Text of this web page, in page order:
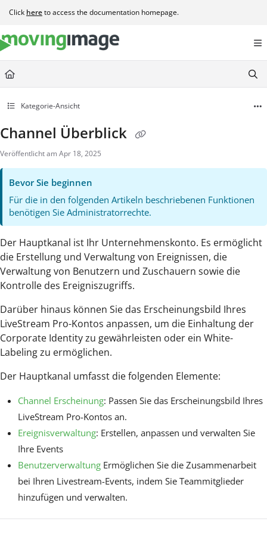
Documentation Index
Use this file to discover all available pages before exploring further.
Click hereto access the documentation homepage.
Kategorie-Ansicht
Channel Überblick
Veröffentlicht am Apr 18, 2025
Bevor Sie beginnen
Für die in den folgenden Artikeln beschriebenen Funktionen
benötigen Sie Administratorrechte.
Der Hauptkanal ist Ihr Unternehmenskonto. Es ermöglicht
die Erstellung und Verwaltung von Ereignissen, die
Verwaltung von Benutzern und Zuschauern sowie die
Kontrolle des Ereigniszugriffs.
Darüber hinaus können Sie das Erscheinungsbild Ihres
LiveStream Pro-Kontos anpassen, um die Einhaltung der
Corporate Identity zu gewährleisten oder ein White-
Labeling zu ermöglichen.
Der Hauptkanal umfasst die folgenden Elemente:
Channel Erscheinung: Passen Sie das Erscheinungsbild Ihres
LiveStream Pro-Kontos an.
Ereignisverwaltung: Erstellen, anpassen und verwalten Sie
Ihre Events
Benutzerverwaltung Ermöglichen Sie die Zusammenarbeit
bei Ihren Livestream-Events, indem Sie Teammitglieder
hinzufügen und verwalten.